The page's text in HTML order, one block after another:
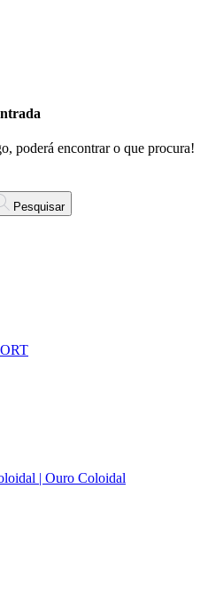
poderá encontrar o que procura!
Pesquisar
| Ouro Coloidal